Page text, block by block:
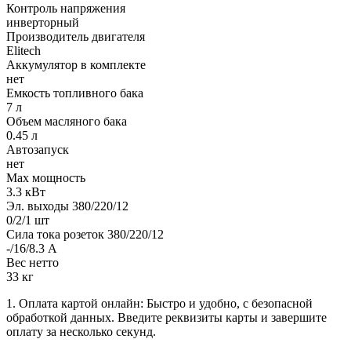
Контроль напряжения
инверторный
Производитель двигателя
Elitech
Аккумулятор в комплекте
нет
Емкость топливного бака
7 л
Объем масляного бака
0.45 л
Автозапуск
нет
Max мощность
3.3 кВт
Эл. выходы 380/220/12
0/2/1 шт
Сила тока розеток 380/220/12
-/16/8.3 А
Вес нетто
33 кг
1. Оплата картой онлайн: Быстро и удобно, с безопасной
обработкой данных. Введите реквизиты карты и завершите
оплату за несколько секунд.